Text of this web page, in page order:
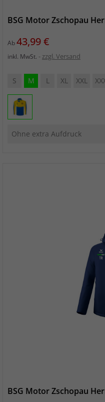
BSG Motor Zschopau
AbPreis
43,99 €
inkl. MwSt. zzgl. Versand
S M L XL XXL
BSG Motor Zschopau